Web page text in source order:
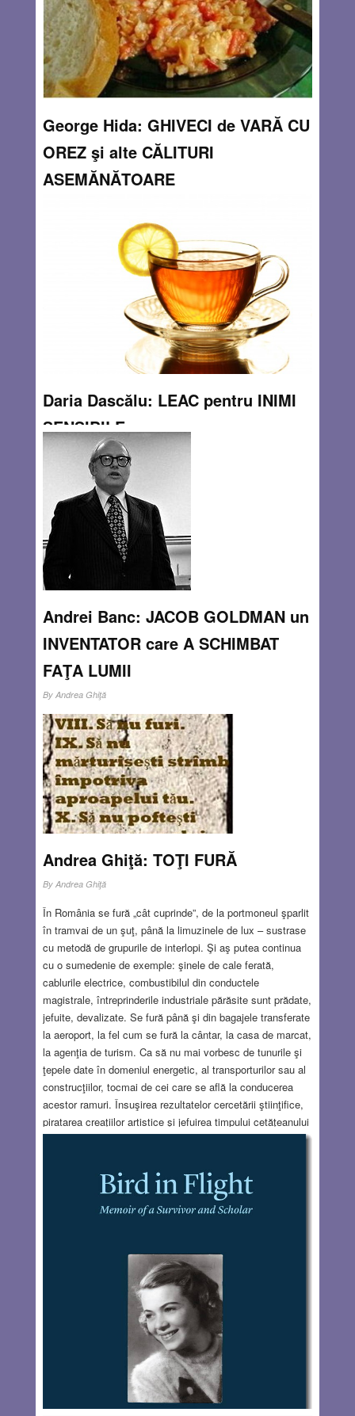
AUG 6, 2014 0 COMMENTS
George Hida: GHIVECI de VARĂ CU
OREZ şi alte CĂLITURI
ASEMĂNĂTOARE
Acum e vară şi nepoţelulmeu, Gavin, pofteşte la
mâncăruri uşoare, cu legume de sezon. Listele mele de
reţete nu mă entuziasmau, când, dintr-o dată, mi-am
amintit de Rizses lecsὸ (ghiveci de vară cu orez) pe care
mama îl făcea vara
Read more…
0 COMMENTS
Daria Dascălu: LEAC pentru INIMI
SENSIBILE
Andrea Ghiţă
De la o vreme, trebuie să fii atent cu toate: mâncarea,
băutura, efortul… Să faci mişcare, dar să nu sari peste cal
! Vine însă şi câte o zi festivă. Un cuplu se aşează pe
terasă la un prânz vesel.
Read more…
AUG 6, 2014
Andrei Banc: JACOB GOLDMAN un
INVENTATOR care A SCHIMBAT
FAŢA LUMII
By Andrea Ghiţă
Închipuiți-vă că am auzi prin birouri ”Trage-mi și mie două
goldmanuri după actul ăsta!”. Din fericire invențiile nu
poartă numele creatorului și astfel ”xeroxul” duce cu el în
limbajul comun numele firmei care l-a fabricat prima, firmă
la care directorul
Read more…
AUG 6, 2014
Andrea Ghiţă: TOŢI FURĂ
By Andrea Ghiţă
În România se fură „cât cuprinde”, de la portmoneul şparlit
în tramvai de un şuţ, până la limuzinele de lux – sustrase
cu metodă de grupurile de interlopi. Şi aş putea continua
cu o sumedenie de exemple: şinele de cale ferată,
cablurile electrice, combustibilul din conductele
magistrale, întreprinderile industriale părăsite sunt prădate,
jefuite, devalizate. Se fură până şi din bagajele transferate
la aeroport, la fel cum se fură la cântar, la casa de marcat,
la agenţia de turism. Ca să nu mai vorbesc de tunurile şi
ţepele date în domeniul energetic, al transporturilor sau al
construcţiilor, tocmai de cei care se află la conducerea
acestor ramuri. Însuşirea rezultatelor cercetării ştiinţifice,
piratarea creaţiilor artistice şi jefuirea timpului cetăţeanului
ţinut la cozi, amânat şi ameţit cu promisiuni onorate la
Read more…
AUG 6, 2014 0 COMMENTS